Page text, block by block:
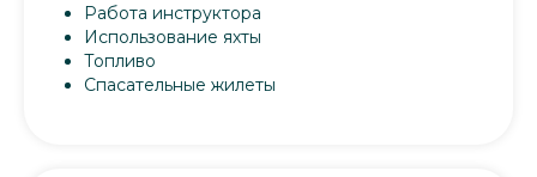
Работа инструктора
Использование яхты
Топливо
Спасательные жилеты